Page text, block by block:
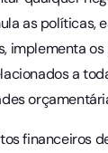
as políticas,
implementa
a
financeiros